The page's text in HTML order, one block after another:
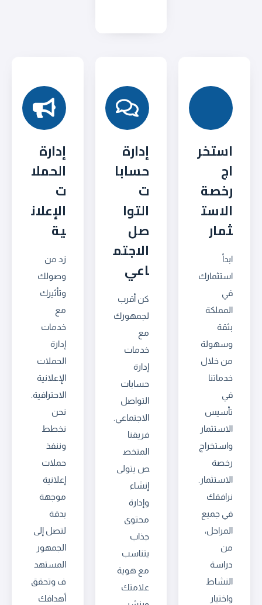
استخر
اج
رخصة
الاست
ثمار
ابدأ
استثمارك
في
المملكة
بثقة
وسهولة
من خلال
خدماتنا
في
تأسيس
الاستثمار
واستخراج
رخصة
الاستثمار.
نرافقك
في جميع
المراحل،
من
دراسة
النشاط
واختيار
إدارة
حسابا
ت
التوا
صل
الاجتم
اعي
كن أقرب
لجمهورك
مع
خدمات
إدارة
حسابات
التواصل
الاجتماعي.
فريقنا
المتخص
ص يتولى
إنشاء
وإدارة
محتوى
جذاب
يتناسب
مع هوية
علامتك
إدارة
الحملا
ت
الإعلان
ية
زد من
وصولك
وتأثيرك
مع
خدمات
إدارة
الحملات
الإعلانية
الاحترافية.
نحن
نخطط
وننفذ
حملات
إعلانية
موجهة
بدقة
لتصل إلى
الجمهور
المستهد
ف وتحقق
أهدافك